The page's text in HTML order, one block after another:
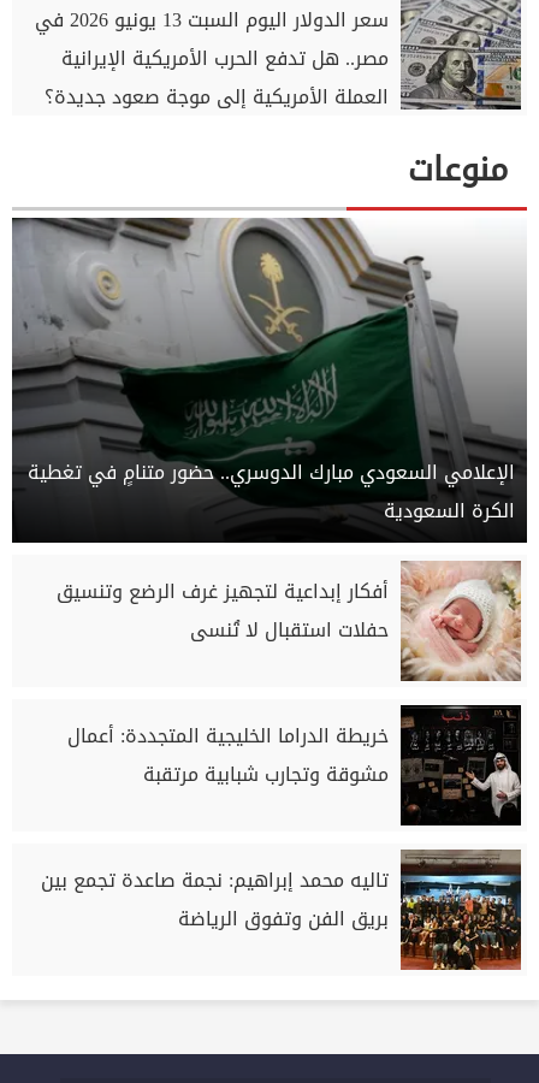
سعر الدولار اليوم السبت 13 يونيو 2026 في
مصر.. هل تدفع الحرب الأمريكية الإيرانية
العملة الأمريكية إلى موجة صعود جديدة؟
منوعات
الإعلامي السعودي مبارك الدوسري.. حضور متنامٍ في تغطية
الكرة السعودية
أفكار إبداعية لتجهيز غرف الرضع وتنسيق
حفلات استقبال لا تُنسى
خريطة الدراما الخليجية المتجددة: أعمال
مشوقة وتجارب شبابية مرتقبة
تاليه محمد إبراهيم: نجمة صاعدة تجمع بين
بريق الفن وتفوق الرياضة